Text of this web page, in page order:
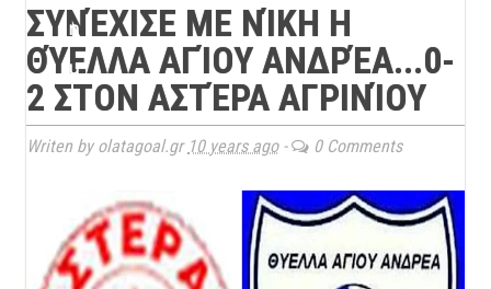
n
u
ΣΥΝΈΧΙΣΕ ΜΕ ΝΊΚΗ Η
ΘΎΕΛΛΑ ΑΓΊΟΥ ΑΝΔΡΈΑ...0-
2 ΣΤΟΝ ΑΣΤΈΡΑ ΑΓΡΙΝΊΟΥ
Writen by olatagoal.gr 10 years ago- 0 Comments